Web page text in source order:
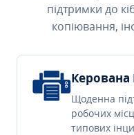
підтримки до
копіювання,
Керована
Щоденна
робочих
типових